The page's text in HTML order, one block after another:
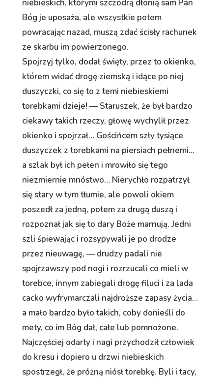
niebieskich, którymi szczodrą dłonią sam Pan
Bóg je uposaża, ale wszystkie potem
powracając nazad, muszą zdać ścisły rachunek
ze skarbu im powierzonego.
Spojrzyj tylko, dodał święty, przez to okienko,
którem widać drogę ziemską i idące po niej
duszyczki, co się to z temi niebieskiemi
torebkami dzieje! — Staruszek, że był bardzo
ciekawy takich rzeczy, głowę wychylił przez
okienko i spojrzał… Gościńcem szły tysiące
duszyczek z torebkami na piersiach pełnemi…
a szlak był ich pełen i mrowiło się tego
niezmiernie mnóstwo… Nierychło rozpatrzył
się stary w tym tłumie, ale powoli okiem
poszedł za jedną, potem za drugą duszą i
rozpoznał jak się to dary Boże marnują. Jedni
szli śpiewając i rozsypywali je po drodze
przez nieuwagę, — drudzy padali nie
spojrzawszy pod nogi i rozrzucali co mieli w
torebce, innym zabiegali drogę filuci i za lada
cacko wyfrymarczali najdroższe zapasy życia…
a mało bardzo było takich, coby donieśli do
mety, co im Bóg dał, całe lub pomnożone.
Najczęściej odarty i nagi przychodził człowiek
do kresu i dopiero u drzwi niebieskich
spostrzegł, że próżną niósł torebkę. Byli i tacy,